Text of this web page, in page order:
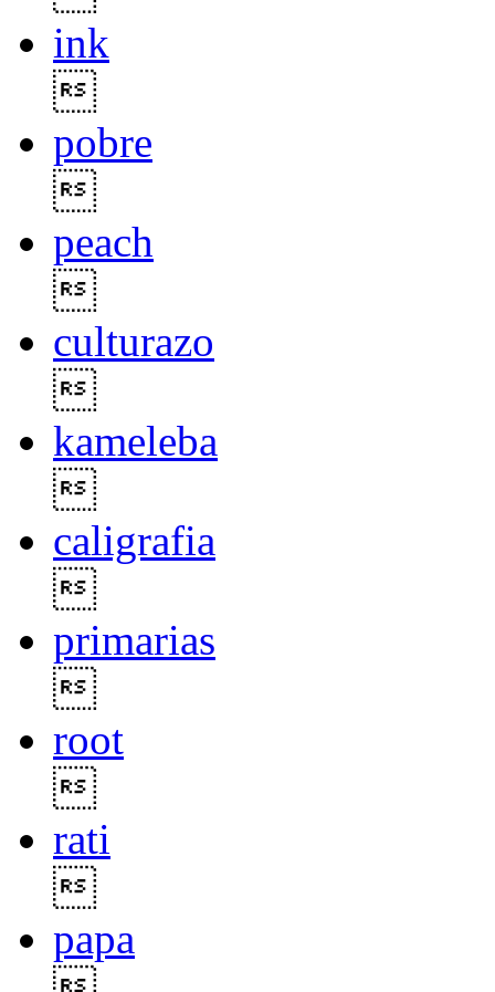
ink
pobre
peach
culturazo
kameleba
caligrafia
primarias
root
rati
papa